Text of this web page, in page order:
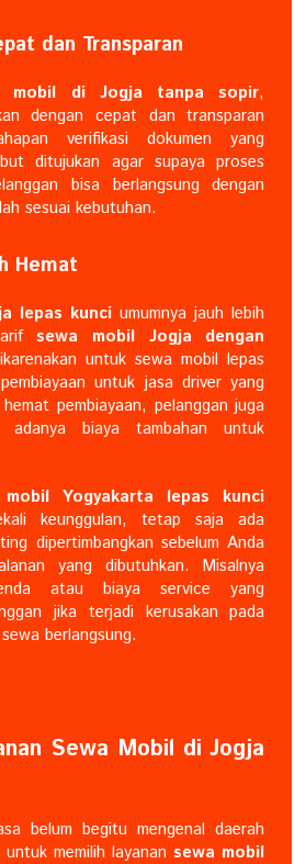
dan Transparan
mobil di Jogja tanpa sopir,
dengan cepat dan transparan
verifikasi dokumen yang
ditujukan agar supaya proses
bisa berlangsung dengan
sesuai kebutuhan.
Hemat
lepas kunci umumnya jauh lebih
tarifsewa mobil Jogja dengan
untuk sewa mobil lepas
untuk jasa driver yang
pembiayaan, pelanggan juga
adanya biaya tambahan untuk
Yogyakarta lepas kunci
keunggulan, tetap saja ada
dipertimbangkan sebelum Anda
yang dibutuhkan. Misalnya
atau biaya service yang
jika terjadi kerusakan pada
berlangsung.
Sewa Mobil di Jogja
belum begitu mengenal daerah
untuk memilih layanansewa mobil